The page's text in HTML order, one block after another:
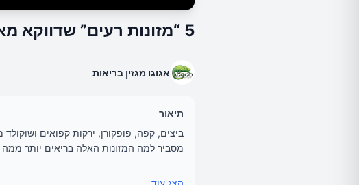
5 “מזונות רעים” שדווקא מאוד בריאים לנו
אגוגו מגזין בריאות
תיאור
ביצים, קפה, פופקורן, ירקות קפואים
מסביר למה המזונות האלה בריאים יותר ממה
הצג עוד